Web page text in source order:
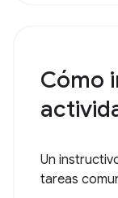
Cómo
Un
tareas